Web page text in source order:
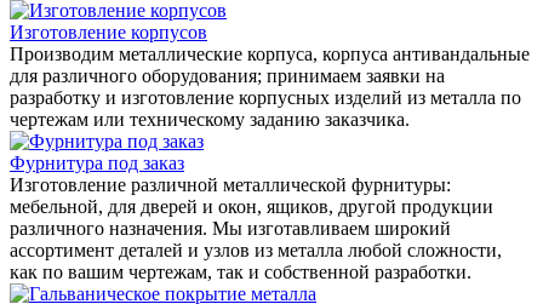
Изготовление корпусов
Производим металлические корпуса, корпуса антивандальные
для различного оборудования; принимаем заявки на
разработку и изготовление корпусных изделий из металла по
чертежам или техническому заданию заказчика.
Фурнитура под заказ
Изготовление различной металлической фурнитуры:
мебельной, для дверей и окон, ящиков, другой продукции
различного назначения. Мы изготавливаем широкий
ассортимент деталей и узлов из металла любой сложности,
как по вашим чертежам, так и собственной разработки.